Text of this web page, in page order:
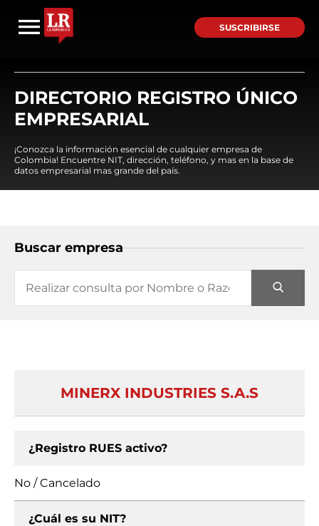
SUSCRIBIRSE
DIRECTORIO REGISTRO ÚNICO
EMPRESARIAL
¡Conozca la información esencial de cualquier empresa de
Colombia! Encuentre NIT, dirección, teléfono, y mas en la base de
datos empresarial mas grande del país.
Buscar empresa
MINERX INDUSTRIES S.A.S
¿Registro RUES activo?
No / Cancelado
¿Cuál es su NIT?